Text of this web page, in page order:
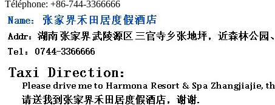
Téléphone: +86-744-3366666